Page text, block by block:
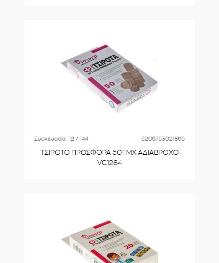
Συσκευασία: 12 / 144 5206753021865
ΤΣΙΡΟΤΟ ΠΡΟΣΦΟΡΑ 50ΤΜΧ ΑΔΙΑΒΡΟΧΟ
VC1284